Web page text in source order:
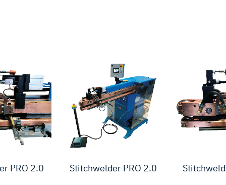
PRO 2.0 Stitchwelder PRO 2.0